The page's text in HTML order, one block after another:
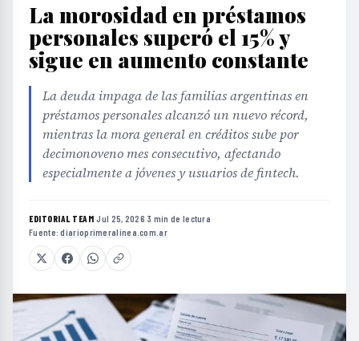
La morosidad en préstamos
personales superó el 15% y
sigue en aumento constante
La deuda impaga de las familias argentinas en
préstamos personales alcanzó un nuevo récord,
mientras la mora general en créditos sube por
decimonoveno mes consecutivo, afectando
especialmente a jóvenes y usuarios de fintech.
EDITORIAL TEAM·Jul 25, 2026·3 min de lectura·
Fuente:diarioprimeralinea.com.ar